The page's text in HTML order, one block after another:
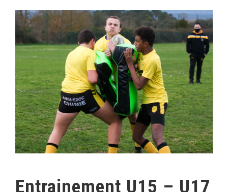
Entrainement U15 – U17